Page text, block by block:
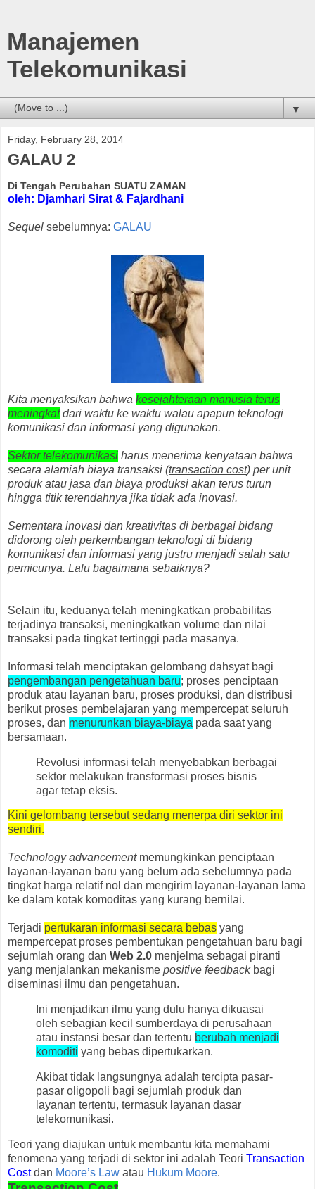
Manajemen
Telekomunikasi
▼
Friday, February 28, 2014
GALAU 2
Di Tengah Perubahan SUATU ZAMAN
oleh: Djamhari Sirat & Fajardhani
Sequel sebelumnya: GALAU
Kita menyaksikan bahwa kesejahteraan manusia terus
meningkatdari waktu ke waktu walau apapun teknologi
komunikasi dan informasi yang digunakan.
Sektor telekomunikasi harus menerima kenyataan bahwa
secara alamiah biaya transaksi (transaction cost) per unit
produk atau jasa dan biaya produksi akan terus turun
hingga titik terendahnya jika tidak ada inovasi.
Sementara inovasi dan kreativitas di berbagai bidang
didorong oleh perkembangan teknologi di bidang
komunikasi dan informasi yang justru menjadi salah satu
pemicunya. Lalu bagaimana sebaiknya?
Selain itu, keduanya telah meningkatkan probabilitas
terjadinya transaksi, meningkatkan volume dan nilai
transaksi pada tingkat tertinggi pada masanya.
Informasi telah menciptakan gelombang dahsyat bagi
pengembangan pengetahuan baru; proses penciptaan
produk atau layanan baru, proses produksi, dan distribusi
berikut proses pembelajaran yang mempercepat seluruh
proses, dan menurunkan biaya-biaya pada saat yang
bersamaan.
Revolusi informasi telah menyebabkan berbagai
sektor melakukan transformasi proses bisnis
agar tetap eksis.
Kini gelombang tersebut sedang menerpa diri sektor ini
sendiri.
Technology advancementmemungkinkan penciptaan
layanan-layanan baru yang belum ada sebelumnya pada
tingkat harga relatif nol dan mengirim layanan-layanan lama
ke dalam kotak komoditas yang kurang bernilai.
Terjadi pertukaran informasi secara bebas yang
mempercepat proses pembentukan pengetahuan baru bagi
sejumlah orang dan Web 2.0 menjelma sebagai piranti
yang menjalankan mekanisme positive feedback bagi
diseminasi ilmu dan pengetahuan.
Ini menjadikan ilmu yang dulu hanya dikuasai
oleh sebagian kecil sumberdaya di perusahaan
atau instansi besar dan tertentu berubah menjadi
komoditi yang bebas dipertukarkan.
Akibat tidak langsungnya adalah tercipta pasar-
pasar oligopoli bagi sejumlah produk dan
layanan tertentu, termasuk layanan dasar
telekomunikasi.
Teori yang diajukan untuk membantu kita memahami
fenomena yang terjadi di sektor ini adalah Teori Transaction
Costdan Moore’s Law atau Hukum Moore.